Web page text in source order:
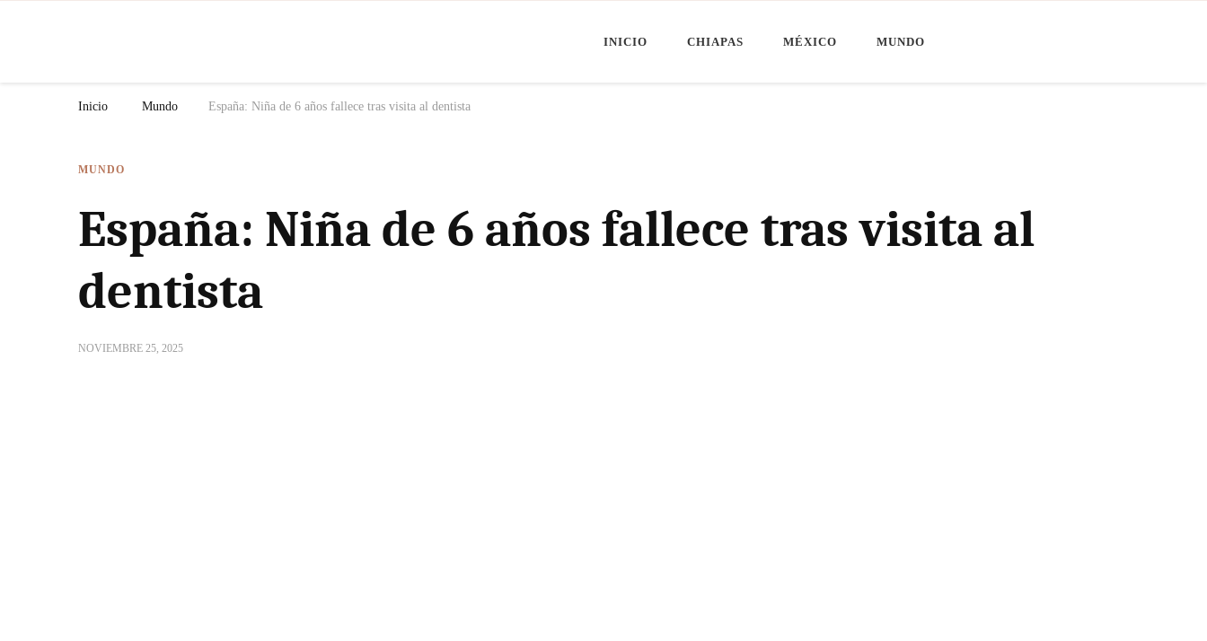
INICIO CHIAPAS MÉXICO MUNDO
Inicio Mundo España: Niña de 6 años fallece tras visita al dentista
MUNDO
España: Niña de 6 años fallece tras visita al
dentista
NOVIEMBRE 25, 2025